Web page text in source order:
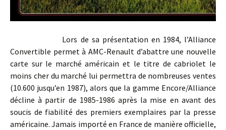
Lors de sa présentation en 1984, l’Alliance
Convertible permet à AMC-Renault d’abattre une nouvelle
carte sur le marché américain et le titre de cabriolet le
moins cher du marché lui permettra de nombreuses ventes
(10.600 jusqu’en 1987), alors que la gamme Encore/Alliance
décline à partir de 1985-1986 après la mise en avant des
soucis de fiabilité des premiers exemplaires par la presse
américaine. Jamais importé en France de manière officielle,